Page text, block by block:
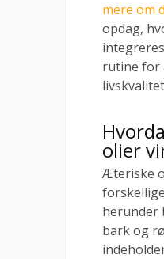
mere om
opdag,
rutine for
olier
Æteriske
herunder
bark og